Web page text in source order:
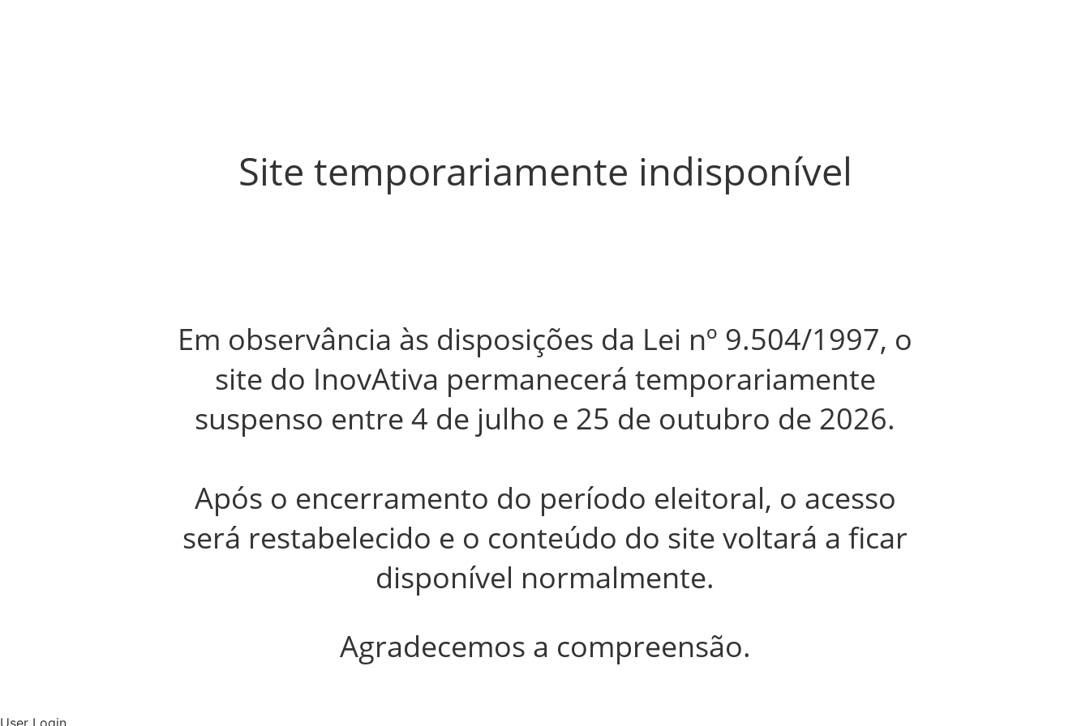
Site temporariamente indisponível
Em observância às disposições da Lei nº 9.504/1997, o
site do InovAtiva permanecerá temporariamente
suspenso entre 4 de julho e 25 de outubro de 2026.
Após o encerramento do período eleitoral, o acesso
será restabelecido e o conteúdo do site voltará a ficar
disponível normalmente.
Agradecemos a compreensão.
User Login